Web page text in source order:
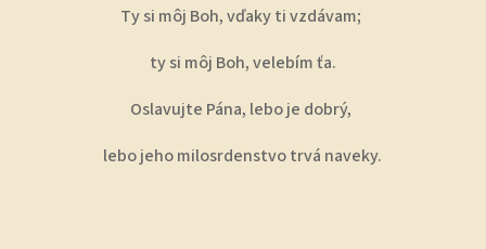
Ty si môj Boh, vďaky ti vzdávam;
ty si môj Boh, velebím ťa.
Oslavujte Pána, lebo je dobrý,
lebo jeho milosrdenstvo trvá naveky.